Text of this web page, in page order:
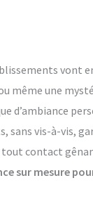
vont
même une
d’ambiance
sans vis-à-vis,
contact
sur mesure